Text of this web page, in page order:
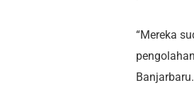
“Mereka
Banjarbaru.